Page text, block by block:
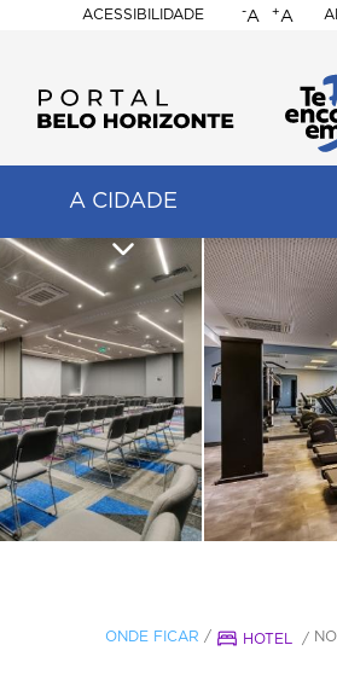
ACESSIBILIDADE
BELO
-A +A
A CIDADE
ONDE FICAR / HOTEL /